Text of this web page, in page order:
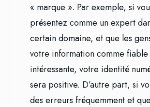
« marque ». Par exemple, si
présentez comme un expert
certain domaine, et que les
votre information comme
intéressante, votre identité
sera positive. D’autre part, si
des erreurs fréquemment et